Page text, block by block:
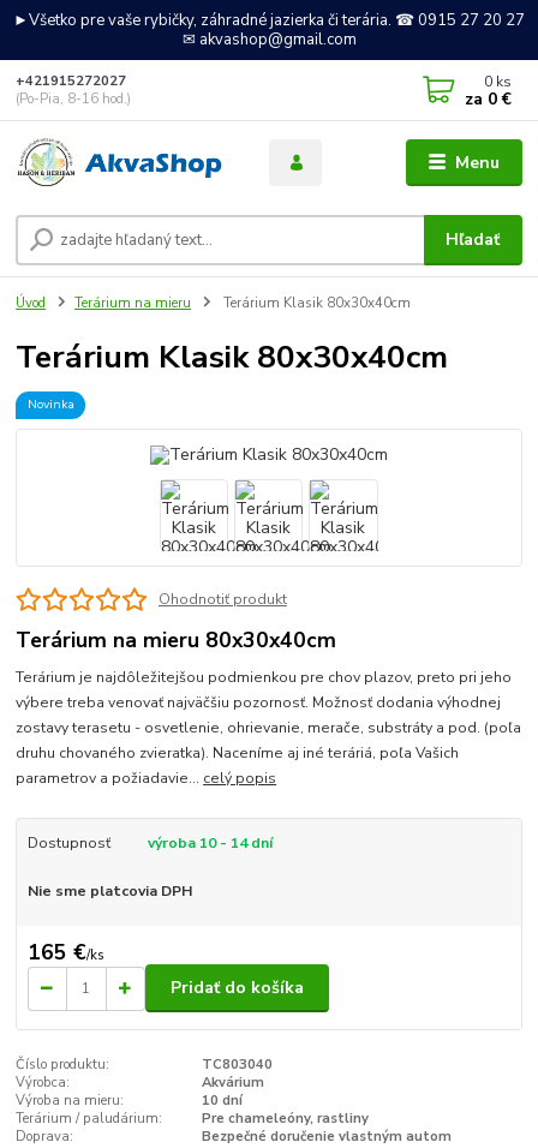
►Všetko pre vaše rybičky, záhradné jazierka či terária. ☎ 0915 27 20 27
✉ akvashop@gmail.com
Menu
Hľadať
+421915272027
(Po-Pia, 8-16 hod.)
0 ks
za 0 €
Úvod Terárium na mieru Terárium Klasik 80x30x40cm
Terárium Klasik 80x30x40cm
Novinka
Ohodnotiť produkt
Terárium na mieru 80x30x40cm
Terárium je najdôležitejšou podmienkou pre chov plazov, preto pri jeho
výbere treba venovať najväčšiu pozornosť. Možnosť dodania výhodnej
zostavy terasetu - osvetlenie, ohrievanie, merače, substráty a pod. (poľa
druhu chovaného zvieratka). Naceníme aj iné teráriá, poľa Vašich
parametrov a požiadavie... celý popis
Dostupnosť výroba 10 - 14 dní
Nie sme platcovia DPH
165 €/ks
Pridať do košíka
Číslo produktu:
TC803040
Výrobca:
Akvárium
Výroba na mieru:
10 dní
Terárium / paludárium:
Pre chameleóny, rastliny
Doprava:
Bezpečné doručenie vlastným autom